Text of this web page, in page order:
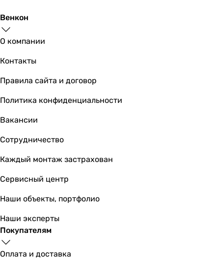
Венкон
О компании
Контакты
Правила сайта и договор
Политика конфиденциальности
Вакансии
Сотрудничество
Каждый монтаж застрахован
Сервисный центр
Наши объекты, портфолио
Наши эксперты
Покупателям
Оплата и доставка